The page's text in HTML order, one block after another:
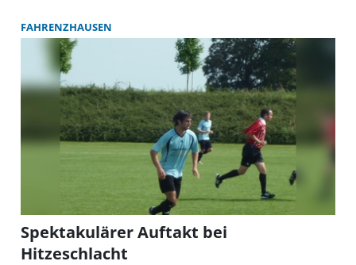
FAHRENZHAUSEN
Spektakulärer Auftakt bei
Hitzeschlacht